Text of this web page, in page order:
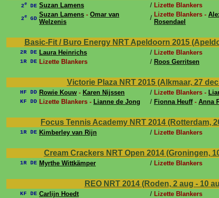
2e DE Suzan Lamens / Lizette Blankers
2e GD
Suzan Lamens - Omar van
Welzenis
/ Lizette Blankers -
Rosendael
Basic-Fit / Buro Energy NRT Apeldoorn 2015
2R DE Laura Heinrichs / Lizette Blankers
1R DE Lizette Blankers / Roos Gerritsen
Victorie Plaza NRT 2015 (Alkmaar, 27
HF DD Rowie Kouw - Karen Nijssen / Lizette Blankers -
KF DD Lizette Blankers - Lianne de Jong / Fionna Heuff- Anna
Focus Tennis Academy NRT 2014 (Rotterdam,
1R DE Kimberley van Rijn / Lizette Blankers
Cream Crackers NRT Open 2014 (Groningen,
1R DE Myrthe Wittkämper / Lizette Blankers
REO NRT 2014 (Roden, 2 aug - 10
KF DE Carlijn Hoedt / Lizette Blankers